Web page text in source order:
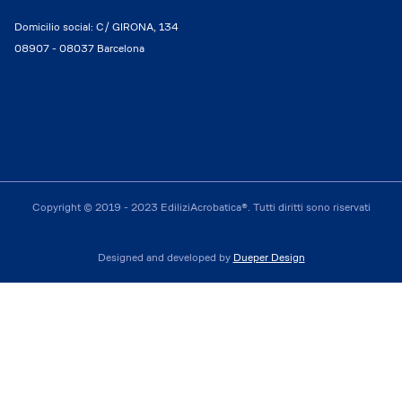
Domicilio social: C/ GIRONA, 134
08907 - 08037 Barcelona
Copyright © 2019 - 2023 EdiliziAcrobatica®. Tutti diritti sono riservati
Designed and developed by Dueper Design